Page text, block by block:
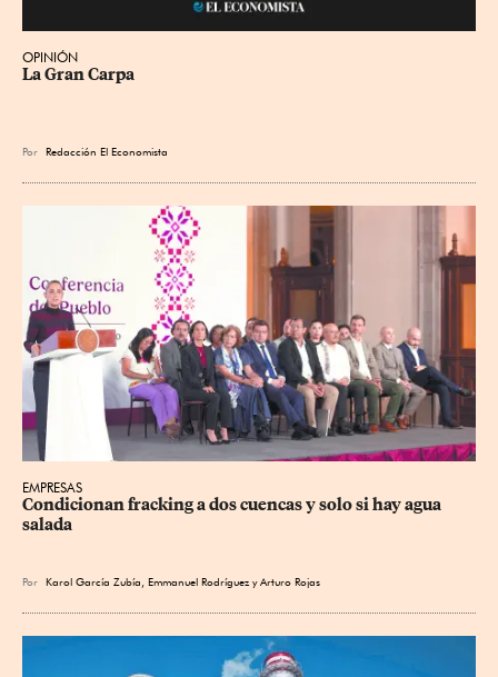
OPINIÓN
La Gran Carpa
Por Redacción El Economista
EMPRESAS
Condicionan fracking a dos cuencas y solo si hay agua
salada
Por Karol García Zubía Emmanuel Rodríguez yArturo Rojas